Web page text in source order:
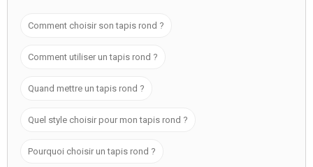
Comment choisir son tapis rond ?
Comment utiliser un tapis rond ?
Quand mettre un tapis rond ?
Quel style choisir pour mon tapis rond ?
Pourquoi choisir un tapis rond ?